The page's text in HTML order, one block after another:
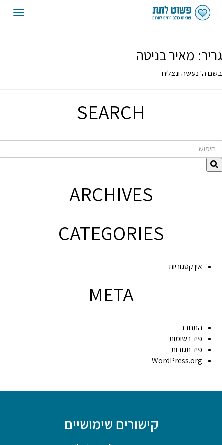
גריר: מאיר בניטה
בשם ה' נעשה ונצליח
SEARCH
חיפוש
ARCHIVES
CATEGORIES
אין קטגוריות
META
התחבר
פיד רשומות
פיד תגובות
WordPress.org
קישורים שימושיים